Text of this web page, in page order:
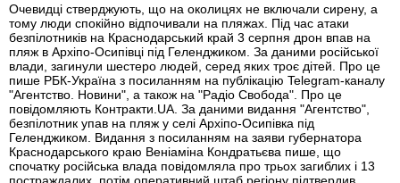
Очевидці стверджують, що на околицях не включали сирену, а
тому люди спокійно відпочивали на пляжах. Під час атаки
безпілотників на Краснодарський край 3 серпня дрон впав на
пляж в Архіпо-Осипівці під Геленджиком. За даними російської
влади, загинули шестеро людей, серед яких троє дітей. Про це
пише РБК-Україна з посиланням на публікацію Telegram-каналу
"Агентство. Новини", а також на "Радіо Свобода". Про це
повідомляють Контракти.UA. За даними видання "Агентство",
безпілотник упав на пляж у селі Архіпо-Осипівка під
Геленджиком. Видання з посиланням на заяви губернатора
Краснодарського краю Веніаміна Кондратьєва пише, що
спочатку російська влада повідомляла про трьох загиблих і 13